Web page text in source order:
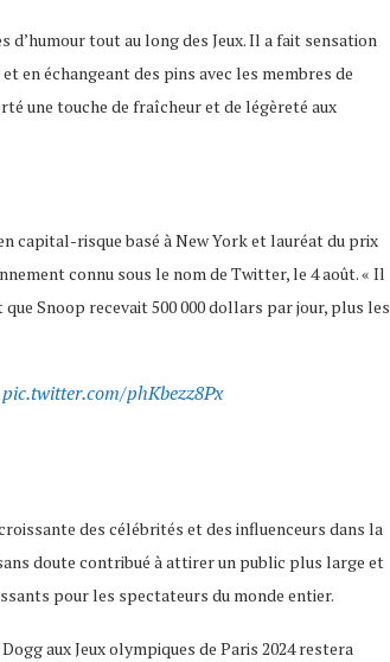
tout au long des Jeux. Il a fait sensation
en échangeant des pins avec les membres de
une touche de fraîcheur et de légèreté aux
capital-risque basé à New York et lauréat du prix
connu sous le nom de Twitter, le 4 août. « Il
Snoop recevait 500 000 dollars par jour, plus les
pic.twitter.com/phKbezz8Px
des célébrités et des influenceurs dans la
doute contribué à attirer un public plus large et
pour les spectateurs du monde entier.
aux Jeux olympiques de Paris 2024 restera